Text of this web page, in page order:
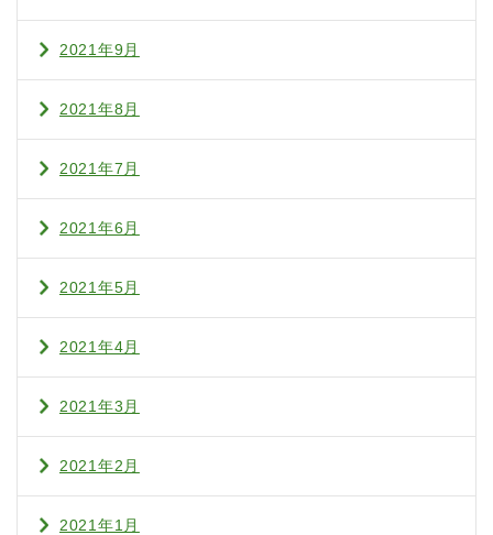
2021年9月
2021年8月
2021年7月
2021年6月
2021年5月
2021年4月
2021年3月
2021年2月
2021年1月